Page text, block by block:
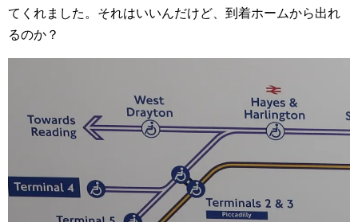
てくれました。それはいいんだけど、到着ホームから出れ
るのか？